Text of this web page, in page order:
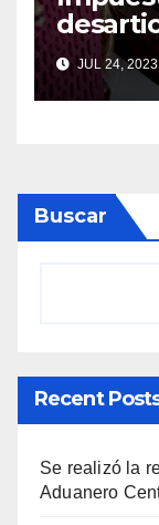
Oruro
JUL 24, 2023
Buscar
Recent
Se realizó la
Aduanero